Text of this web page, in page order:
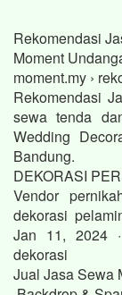
Rekomendasi
Moment
moment.my ›
Rekomendasi
sewa tenda
Wedding
Bandung.
DEKORASI
Vendor
dekorasi
Jan 11, 2024
dekorasi
Jual Jasa Sewa